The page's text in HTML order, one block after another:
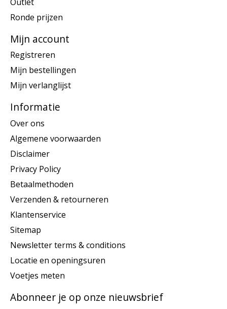
Ronde prijzen
Mijn account
Registreren
Mijn bestellingen
Mijn verlanglijst
Informatie
Over ons
Algemene voorwaarden
Disclaimer
Privacy Policy
Betaalmethoden
Verzenden & retourneren
Klantenservice
Sitemap
Newsletter terms & conditions
Locatie en openingsuren
Voetjes meten
Abonneer je op onze nieuwsbrief